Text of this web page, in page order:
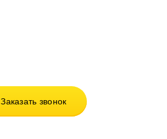
Заказать звонок